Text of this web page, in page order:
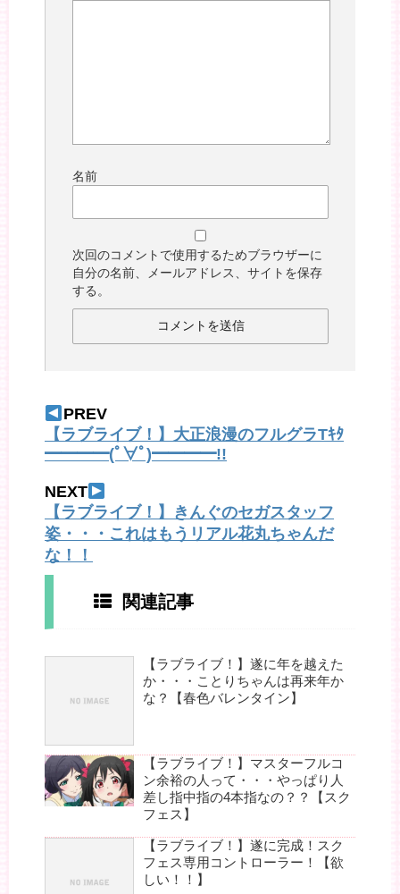
名前
次回のコメントで使用するためブラウザーに
自分の名前、メールアドレス、サイトを保存
する。
PREV
【ラブライブ！】大正浪漫のフルグラTｷﾀ
━━━━(ﾟ∀ﾟ)━━━━!!
NEXT
【ラブライブ！】きんぐのセガスタッフ
姿・・・これはもうリアル花丸ちゃんだ
な！！
関連記事
【ラブライブ！】遂に年を越えた
か・・・ことりちゃんは再来年か
な？【春色バレンタイン】
【ラブライブ！】マスターフルコ
ン余裕の人って・・・やっぱり人
差し指中指の4本指なの？？【スク
フェス】
【ラブライブ！】遂に完成！スク
フェス専用コントローラー！【欲
しい！！】